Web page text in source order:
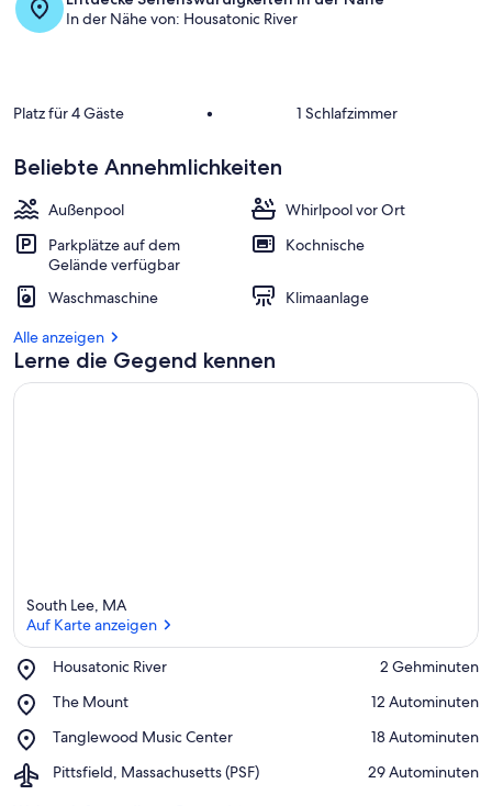
In der Nähe von: Housatonic River
Platz für 4 Gäste • 1 Schlafzimmer
Beliebte Annehmlichkeiten
Außenpool
Whirlpool vor Ort
Parkplätze auf dem
Gelände verfügbar
Kochnische
Waschmaschine
Klimaanlage
Alle anzeigen
Lerne die Gegend kennen
South Lee, MA
Auf Karte anzeigen
Housatonic River
Place,
River
‪2 Gehminuten‬
The Mount
Place,
Mount
‪12 Autominuten‬
Tanglewood Music Center
Place,
Music
‪18 Autominuten‬
Pittsfield, Massachusetts (PSF)
Airport,
‪29 Autominuten‬